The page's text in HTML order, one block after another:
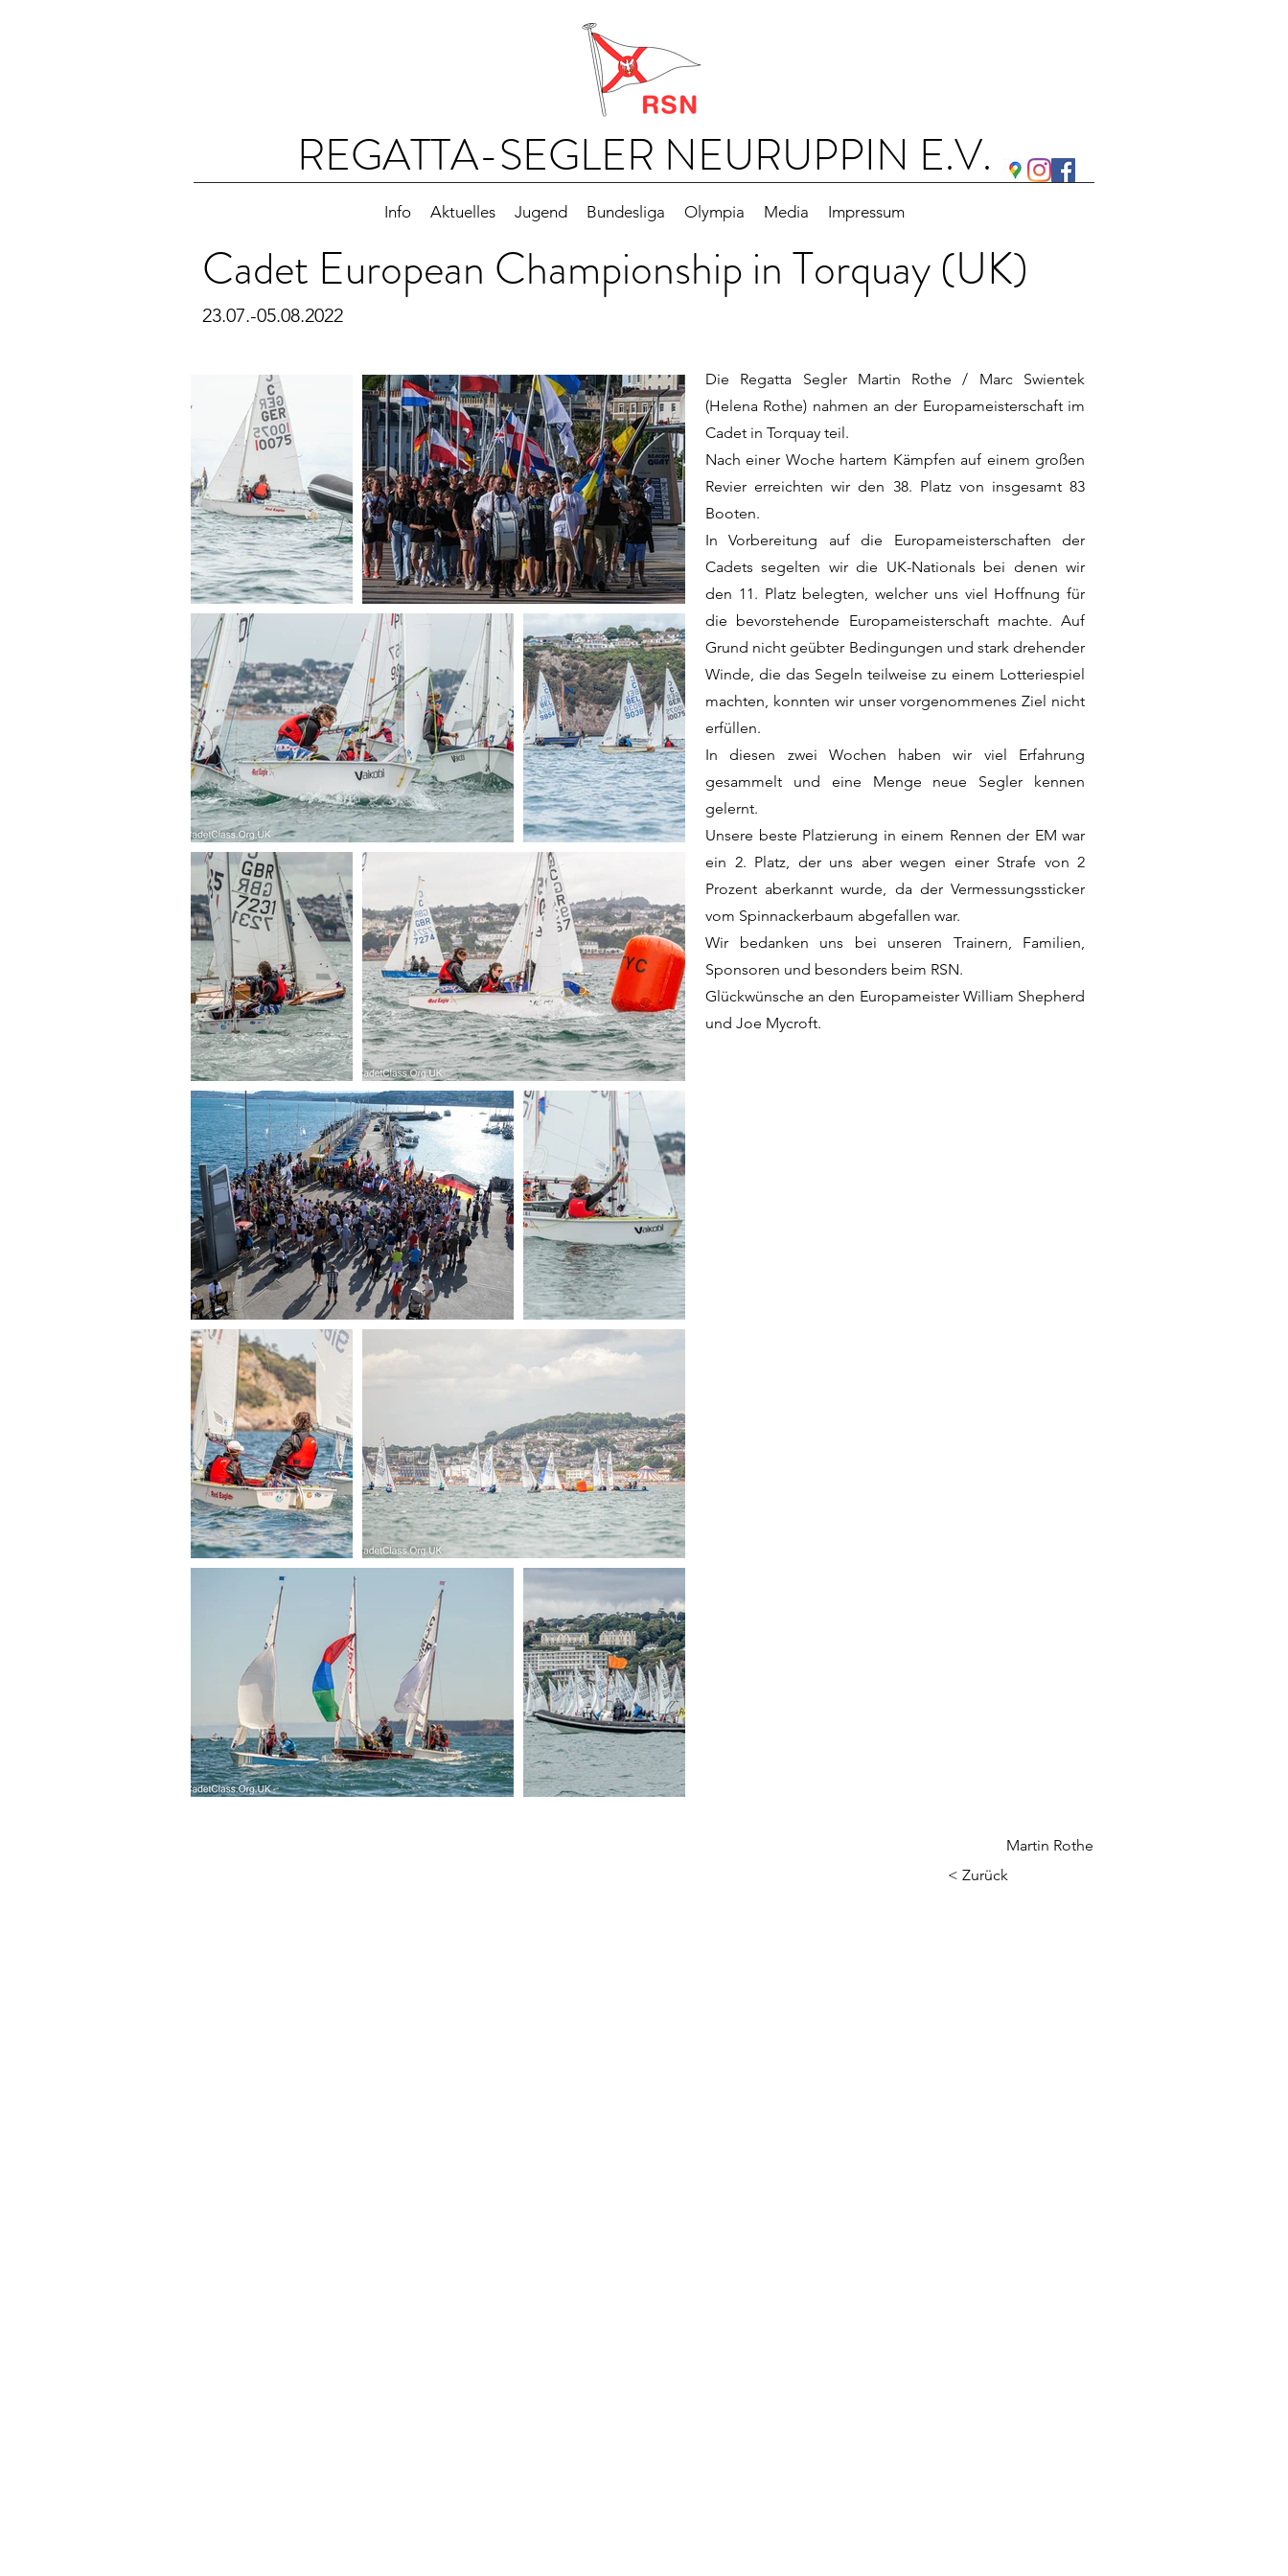
REGATTA-SEGLER NEURUPPIN E.V.
Info Aktuelles Jugend Bundesliga Olympia Media Impressum
Cadet European Championship in Torquay (UK)
23.07.-05.08.2022
Die Regatta Segler Martin Rothe / Marc Swientek
(Helena Rothe) nahmen an der Europameisterschaft im
Cadet in Torquay teil.
Nach einer Woche hartem Kämpfen auf einem großen
Revier erreichten wir den 38. Platz von insgesamt 83
Booten.
In Vorbereitung auf die Europameisterschaften der
Cadets segelten wir die UK-Nationals bei denen wir
den 11. Platz belegten, welcher uns viel Hoffnung für
die bevorstehende Europameisterschaft machte. Auf
Grund nicht geübter Bedingungen und stark drehender
Winde, die das Segeln teilweise zu einem Lotteriespiel
machten, konnten wir unser vorgenommenes Ziel nicht
erfüllen.
In diesen zwei Wochen haben wir viel Erfahrung
gesammelt und eine Menge neue Segler kennen
gelernt.
Unsere beste Platzierung in einem Rennen der EM war
ein 2. Platz, der uns aber wegen einer Strafe von 2
Prozent aberkannt wurde, da der Vermessungssticker
vom Spinnackerbaum abgefallen war.
Wir bedanken uns bei unseren Trainern, Familien,
Sponsoren und besonders beim RSN.
Glückwünsche an den Europameister William Shepherd
und Joe Mycroft.
Martin Rothe
< Zurück